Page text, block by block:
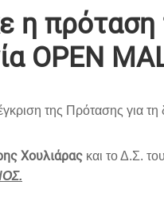
η
OPEN
της Πρότασης για
Χουλιάρας και το Δ.Σ.